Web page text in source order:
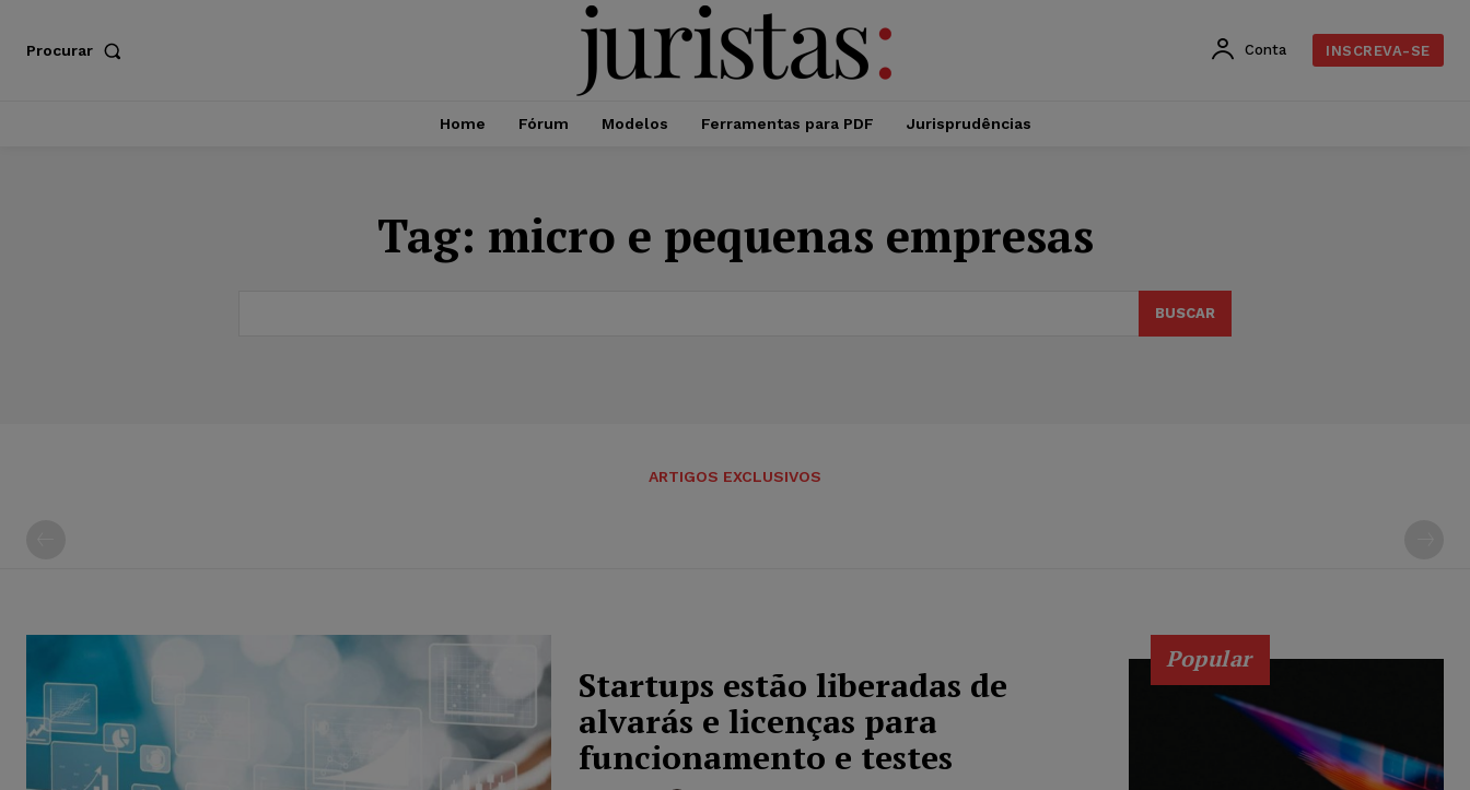
Procurar Conta INSCREVA-SE
Home Fórum Modelos Ferramentas para PDF Jurisprudências
Tag: micro e pequenas empresas
BUSCAR
ARTIGOS EXCLUSIVOS
Startups estão liberadas de
alvarás e licenças para
funcionamento e testes
Popular